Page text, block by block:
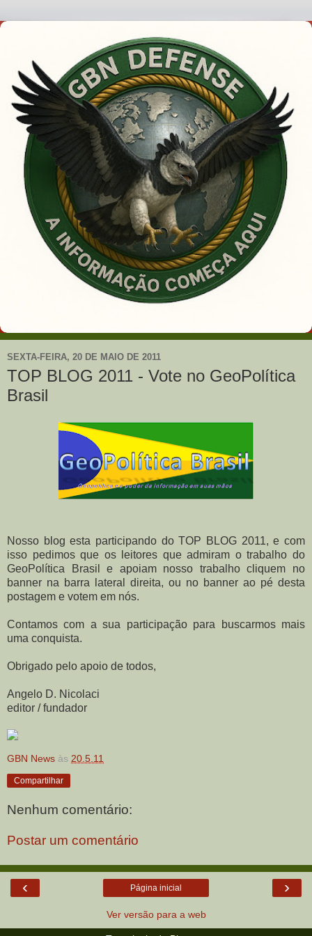
SEXTA-FEIRA, 20 DE MAIO DE 2011
TOP BLOG 2011 - Vote no GeoPolítica
Brasil
Nosso blog esta participando do TOP BLOG 2011, e com
isso pedimos que os leitores que admiram o trabalho do
GeoPolítica Brasil e apoiam nosso trabalho cliquem no
banner na barra lateral direita, ou no banner ao pé desta
postagem e votem em nós.
Contamos com a sua participação para buscarmos mais
uma conquista.
Obrigado pelo apoio de todos,
Angelo D. Nicolaci
editor / fundador
GBN News às 20.5.11
Compartilhar
Nenhum comentário:
Postar um comentário
‹ ›
Página inicial
Ver versão para a web